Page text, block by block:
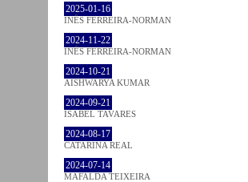
2025-01-16
INÊS FERREIRA-NORMAN
2024-11-22
INÊS FERREIRA-NORMAN
2024-10-21
AISHWARYA KUMAR
2024-09-21
ISABEL TAVARES
2024-08-17
CATARINA REAL
2024-07-14
MAFALDA TEIXEIRA